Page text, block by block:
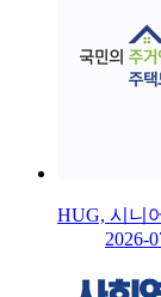
HUG, 시니
2026-